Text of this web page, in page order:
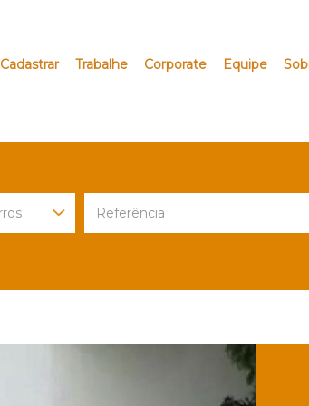
Cadastrar Trabalhe Corporate Equipe
Next